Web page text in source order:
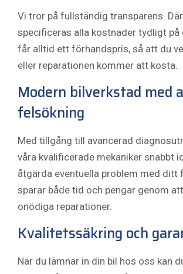
Vi tror på fullständig transparens.
specificeras alla kostnader tydligt på
får alltid ett förhandspris, så att du
eller reparationen kommer att kosta.
Modern bilverkstad med
felsökning
Med tillgång till avancerad
våra kvalificerade mekaniker snabbt
åtgärda eventuella problem med ditt
sparar både tid och pengar genom
onödiga reparationer.
Kvalitetssäkring och
När du lämnar in din bil hos oss kan